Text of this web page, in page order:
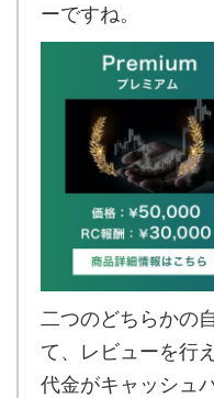
ーですね。
二つのどちらかの
て、レビューを行
代金がキャッシュ